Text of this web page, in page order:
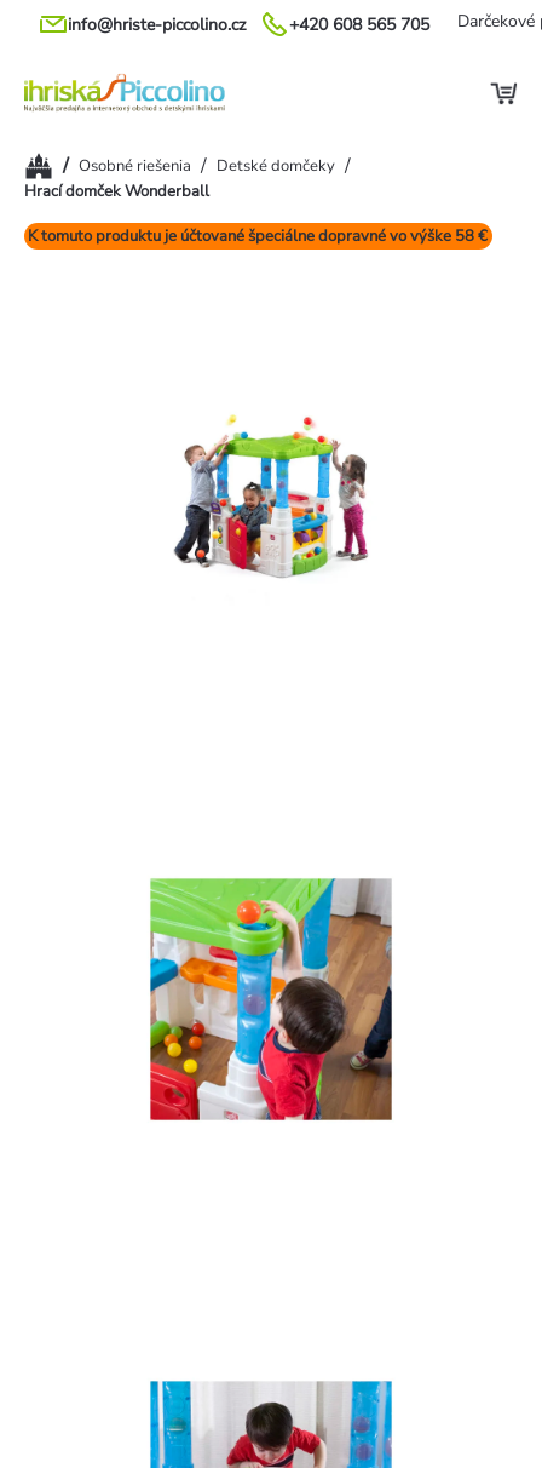
Prejsť
+420 608 565 705
info@hriste-piccolino.cz Darčekové
Domov
/ Osobné riešenia / Detské domčeky /
Hrací domček Wonderball
K tomuto produktu je účtované špeciálne dopravné vo výške 58 €